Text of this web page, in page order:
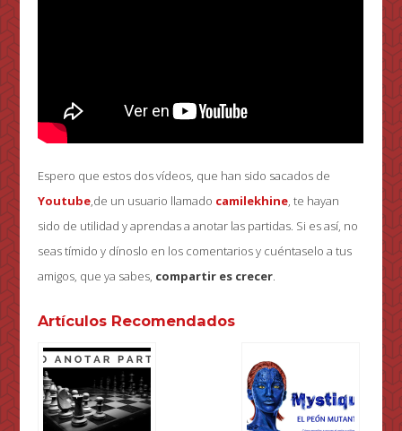
Espero que estos dos vídeos, que han sido sacados de
Youtube,de un usuario llamado camilekhine, te hayan
sido de utilidad y aprendas a anotar las partidas. Si es así, no
seas tímido y dínoslo en los comentarios y cuéntaselo a tus
amigos, que ya sabes, compartir es crecer.
Artículos Recomendados